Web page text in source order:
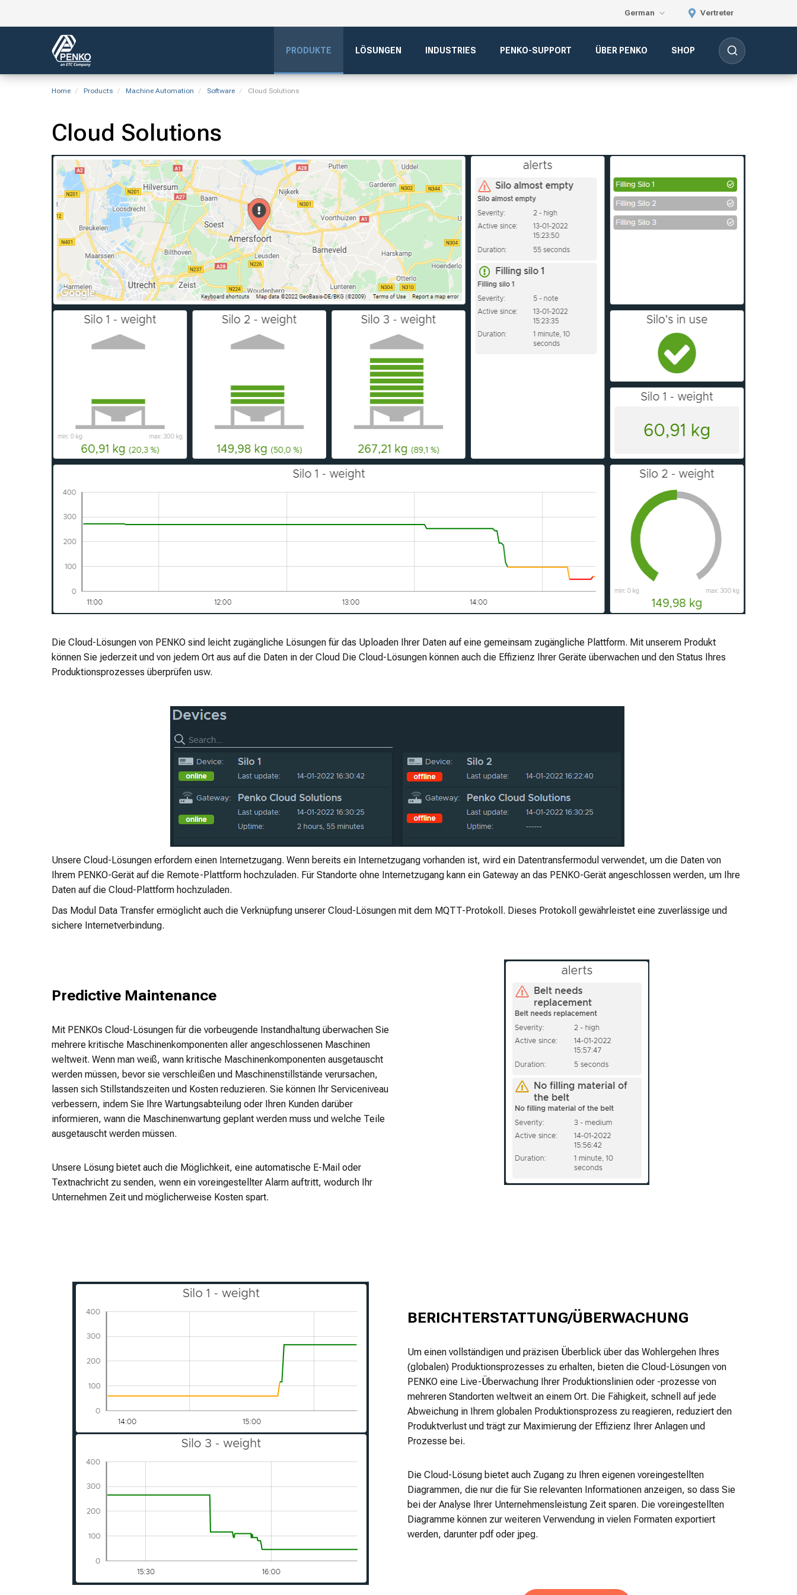
German Vertreter
PRODUKTE LÖSUNGEN INDUSTRIES PENKO-SUPPORT ÜBER PENKO SHOP
Home Products Machine Automation Software Cloud Solutions
Cloud Solutions
Die Cloud-Lösungen von PENKO sind leicht zugängliche Lösungen für das Uploaden Ihrer Daten auf eine gemeinsam zugängliche Plattform. Mit unserem Produkt
können Sie jederzeit und von jedem Ort aus auf die Daten in der Cloud Die Cloud-Lösungen können auch die Effizienz Ihrer Geräte überwachen und den Status Ihres
Produktionsprozesses überprüfen usw.
Unsere Cloud-Lösungen erfordern einen Internetzugang. Wenn bereits ein Internetzugang vorhanden ist, wird ein Datentransfermodul verwendet, um die Daten von
Ihrem PENKO-Gerät auf die Remote-Plattform hochzuladen. Für Standorte ohne Internetzugang kann ein Gateway an das PENKO-Gerät angeschlossen werden, um Ihre
Daten auf die Cloud-Plattform hochzuladen.
Das Modul Data Transfer ermöglicht auch die Verknüpfung unserer Cloud-Lösungen mit dem MQTT-Protokoll. Dieses Protokoll gewährleistet eine zuverlässige und
sichere Internetverbindung.
Predictive Maintenance
Mit PENKOs Cloud-Lösungen für die vorbeugende Instandhaltung überwachen Sie
mehrere kritische Maschinenkomponenten aller angeschlossenen Maschinen
weltweit. Wenn man weiß, wann kritische Maschinenkomponenten ausgetauscht
werden müssen, bevor sie verschleißen und Maschinenstillstände verursachen,
lassen sich Stillstandszeiten und Kosten reduzieren. Sie können Ihr Serviceniveau
verbessern, indem Sie Ihre Wartungsabteilung oder Ihren Kunden darüber
informieren, wann die Maschinenwartung geplant werden muss und welche Teile
ausgetauscht werden müssen.
Unsere Lösung bietet auch die Möglichkeit, eine automatische E-Mail oder
Textnachricht zu senden, wenn ein voreingestellter Alarm auftritt, wodurch Ihr
Unternehmen Zeit und möglicherweise Kosten spart.
BERICHTERSTATTUNG/ÜBERWACHUNG
Um einen vollständigen und präzisen Überblick über das Wohlergehen Ihres
(globalen) Produktionsprozesses zu erhalten, bieten die Cloud-Lösungen von
PENKO eine Live-Überwachung Ihrer Produktionslinien oder -prozesse von
mehreren Standorten weltweit an einem Ort. Die Fähigkeit, schnell auf jede
Abweichung in Ihrem globalen Produktionsprozess zu reagieren, reduziert den
Produktverlust und trägt zur Maximierung der Effizienz Ihrer Anlagen und
Prozesse bei.
Die Cloud-Lösung bietet auch Zugang zu Ihren eigenen voreingestellten
Diagrammen, die nur die für Sie relevanten Informationen anzeigen, so dass Sie
bei der Analyse Ihrer Unternehmensleistung Zeit sparen. Die voreingestellten
Diagramme können zur weiteren Verwendung in vielen Formaten exportiert
werden, darunter pdf oder jpeg.